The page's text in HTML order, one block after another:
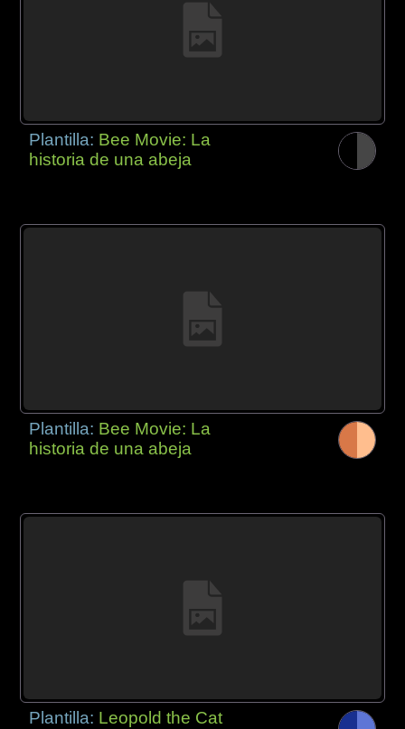
Plantilla: Bee Movie: La
historia de una abeja
Plantilla: Bee Movie: La
historia de una abeja
Plantilla: Leopold the Cat